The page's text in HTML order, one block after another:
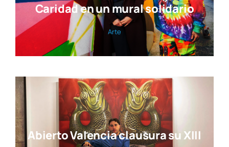
Caridad en un mural solidario
Arte
Abierto Valencia clausura su XIII